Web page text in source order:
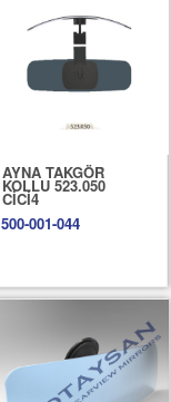
AYNA TAKGÖR
KOLLU 523.050
CİCİ4
500-001-044